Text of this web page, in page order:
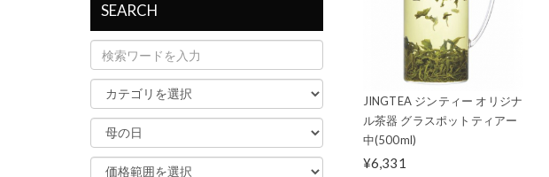
JINGTEA ジンティー オリジナ
ル茶器 グラスポットティアー
中(500ml)
¥6,331
SEARCH